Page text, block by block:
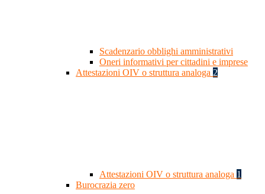
Scadenzario obblighi amministrativi
Oneri informativi per cittadini e imprese
Attestazioni OIV o struttura analoga 2
Attestazioni OIV o struttura analoga 1
Burocrazia zero